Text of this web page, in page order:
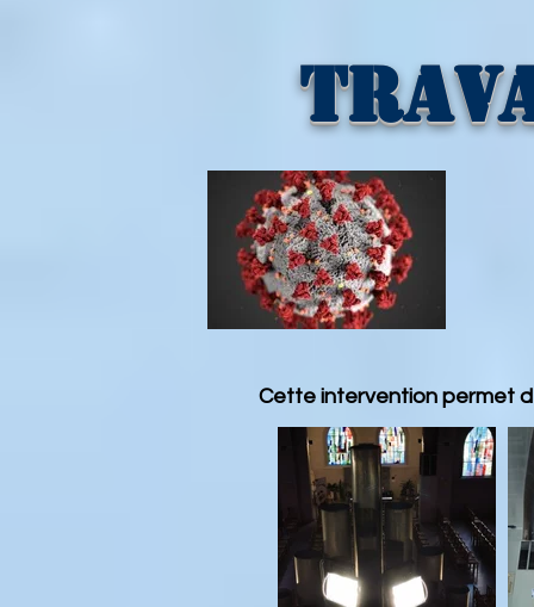
Cette intervention permet